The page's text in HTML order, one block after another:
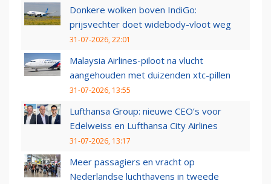
Donkere wolken boven IndiGo:
prijsvechter doet widebody-vloot weg
31-07-2026, 22:01
Malaysia Airlines-piloot na vlucht
aangehouden met duizenden xtc-pillen
31-07-2026, 13:55
Lufthansa Group: nieuwe CEO’s voor
Edelweiss en Lufthansa City Airlines
31-07-2026, 13:17
Meer passagiers en vracht op
Nederlandse luchthavens in tweede